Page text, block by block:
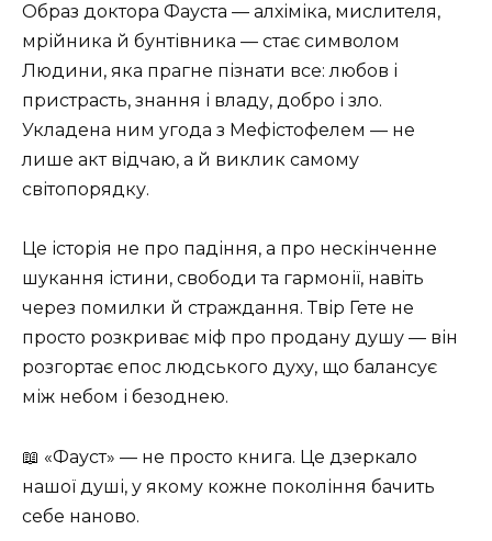
Образ доктора Фауста — алхіміка, мислителя,
мрійника й бунтівника — стає символом
Людини, яка прагне пізнати все: любов і
пристрасть, знання і владу, добро і зло.
Укладена ним угода з Мефістофелем — не
лише акт відчаю, а й виклик самому
світопорядку.
Це історія не про падіння, а про нескінченне
шукання істини, свободи та гармонії, навіть
через помилки й страждання. Твір Гете не
просто розкриває міф про продану душу — він
розгортає епос людського духу, що балансує
між небом і безоднею.
📖 «Фауст» — не просто книга. Це дзеркало
нашої душі, у якому кожне покоління бачить
себе наново.